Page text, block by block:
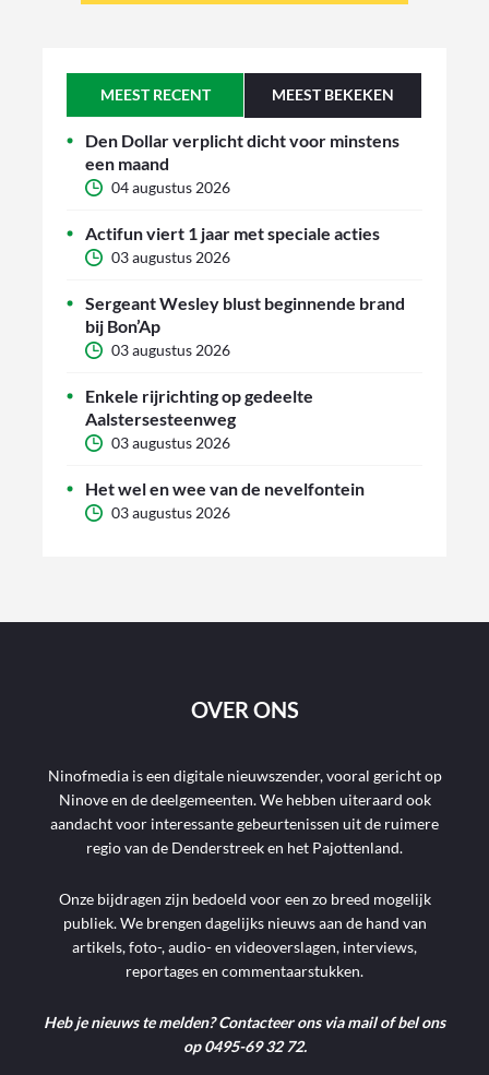
MEEST RECENT MEEST BEKEKEN
Den Dollar verplicht dicht voor minstens
een maand
04 augustus 2026
Actifun viert 1 jaar met speciale acties
03 augustus 2026
Sergeant Wesley blust beginnende brand
bij Bon’Ap
03 augustus 2026
Enkele rijrichting op gedeelte
Aalstersesteenweg
03 augustus 2026
Het wel en wee van de nevelfontein
03 augustus 2026
OVER ONS
Ninofmedia is een digitale nieuwszender, vooral gericht op
Ninove en de deelgemeenten. We hebben uiteraard ook
aandacht voor interessante gebeurtenissen uit de ruimere
regio van de Denderstreek en het Pajottenland.
Onze bijdragen zijn bedoeld voor een zo breed mogelijk
publiek. We brengen dagelijks nieuws aan de hand van
artikels, foto-, audio- en videoverslagen, interviews,
reportages en commentaarstukken.
Heb je nieuws te melden? Contacteer ons via mail of bel ons
op 0495-69 32 72.